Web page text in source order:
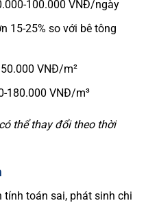
100.000 VNĐ/ngày
15-25% so với bê tông
VNĐ/m²
180.000 VNĐ/m³
thể thay đổi theo thời
tính toán sai, phát sinh chi